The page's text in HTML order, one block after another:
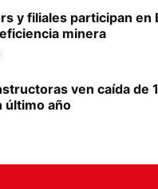
Opinión
y filiales participan en
minera
ven caída de
último año